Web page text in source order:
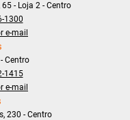
- Loja 2 - Centro
1300
e-mail
Centro
1415
e-mail
230 - Centro